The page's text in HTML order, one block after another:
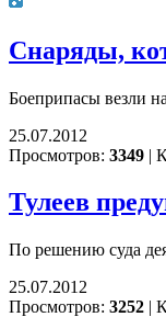
Снаряды,
Боеприпасы везли
25.07.2012
Просмотров: 3349 |
Тулеев
По решению суда
25.07.2012
Просмотров: 3252 |